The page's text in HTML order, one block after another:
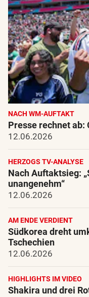
NACH WM-AUFTAKT
Presse rechnet ab:
12.06.2026
HERZOGS TV-ANALYSE
Nach Auftaktsieg:
unangenehm“
12.06.2026
AM ENDE VERDIENT
Südkorea dreht
Tschechien
12.06.2026
HIGHLIGHTS IM VIDEO
Shakira und drei